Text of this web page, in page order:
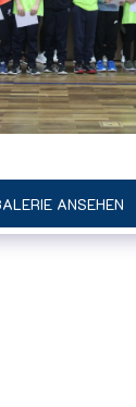
ANSEHEN